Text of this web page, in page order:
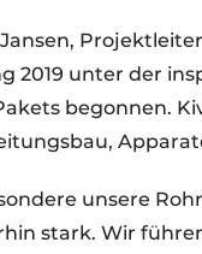
2019 unter der
begonnen.
unsere
stark. Wir